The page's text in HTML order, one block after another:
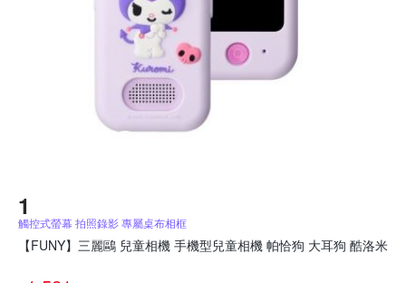
觸控式螢幕 拍照錄影 專屬桌布相框
【FUNY】三麗鷗 兒童相機 手機型兒童相機 帕恰狗 大耳狗 酷洛米